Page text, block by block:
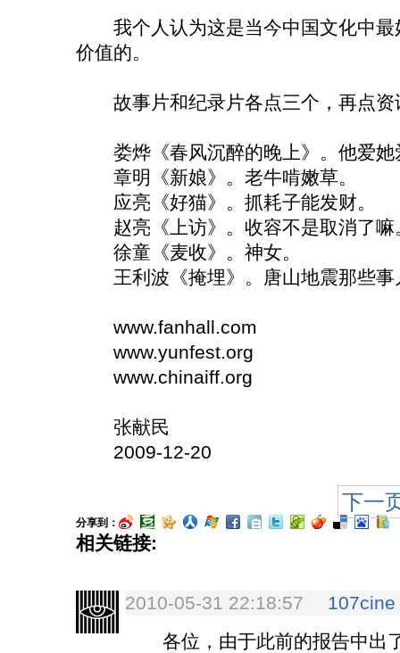
我个人认为这是当今中国文化中最
价值的。
故事片和纪录片各点三个，再点资
娄烨《春风沉醉的晚上》。他爱
章明《新娘》。老牛啃嫩草。
应亮《好猫》。抓耗子能发财。
赵亮《上访》。收容不是取消了嘛
徐童《麦收》。神女。
王利波《掩埋》。唐山地震那些事
www.fanhall.com
www.yunfest.org
www.chinaiff.org
张献民
2009-12-20
下一
分享到：
相关链接:
2010-05-31 22:18:57 107cine
各位，由于此前的报告中出